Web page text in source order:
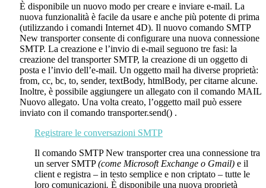
È disponibile un nuovo modo per creare e inviare e-mail. La
nuova funzionalità è facile da usare e anche più potente di prima
(utilizzando i comandi Internet 4D). Il nuovo comando SMTP
New transporterconsente di configurare una nuova connessione
SMTP. La creazione e l’invio di e-mail seguono tre fasi: la
creazione del transporter SMTP, la creazione di un oggetto di
posta e l’invio dell’e-mail. Un oggetto mail ha diverse proprietà:
from, cc, bc, to, sender, textBody, htmlBody, per citarne alcune.
Inoltre, è possibile aggiungere un allegato con il comando MAIL
Nuovo allegato. Una volta creato, l’oggetto mail può essere
inviato con il comando transporter.send() .
Registrare le conversazioni SMTP
Il comando SMTP New transportercrea una connessione tra
un server SMTP(come Microsoft Exchange o Gmail) e il
client e registra – in testo semplice e non criptato – tutte le
loro comunicazioni. È disponibile una nuova proprietà